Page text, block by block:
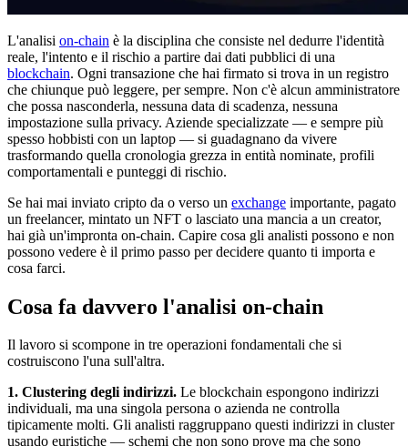
L'analisi on-chain è la disciplina che consiste nel dedurre l'identità
reale, l'intento e il rischio a partire dai dati pubblici di una
blockchain. Ogni transazione che hai firmato si trova in un registro
che chiunque può leggere, per sempre. Non c'è alcun amministratore
che possa nasconderla, nessuna data di scadenza, nessuna
impostazione sulla privacy. Aziende specializzate — e sempre più
spesso hobbisti con un laptop — si guadagnano da vivere
trasformando quella cronologia grezza in entità nominate, profili
comportamentali e punteggi di rischio.
Se hai mai inviato cripto da o verso un exchange importante, pagato
un freelancer, mintato un NFT o lasciato una mancia a un creator,
hai già un'impronta on-chain. Capire cosa gli analisti possono e non
possono vedere è il primo passo per decidere quanto ti importa e
cosa farci.
Cosa fa davvero l'analisi on-chain
Il lavoro si scompone in tre operazioni fondamentali che si
costruiscono l'una sull'altra.
1. Clustering degli indirizzi. Le blockchain espongono indirizzi
individuali, ma una singola persona o azienda ne controlla
tipicamente molti. Gli analisti raggruppano questi indirizzi in cluster
usando euristiche — schemi che non sono prove ma che sono